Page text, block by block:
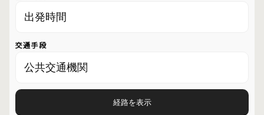
交通手段
経路を表示